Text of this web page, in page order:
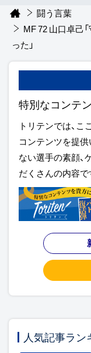
闘う言葉
MF 72 山口卓己
った」
特別なコンテ
トリテンでは、
コンテンツを提
ない選手の素顔、
だくさんの内容で
人気記事ラン